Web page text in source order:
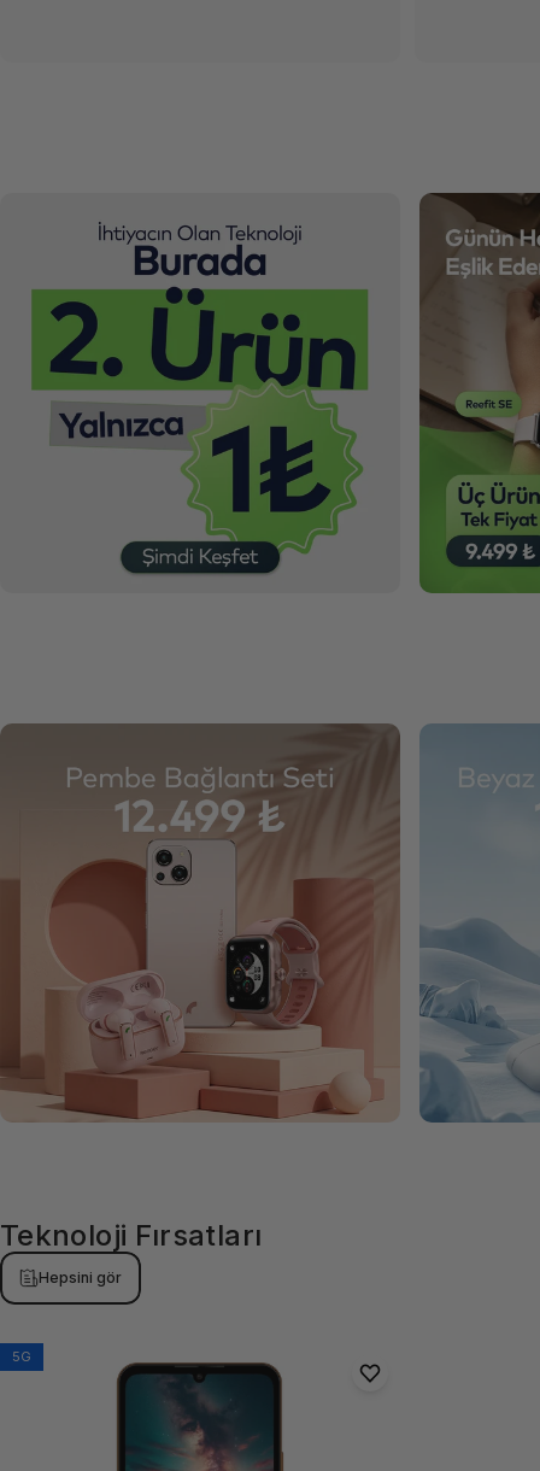
Teknoloji Fırsatları
Hepsini gör
5G